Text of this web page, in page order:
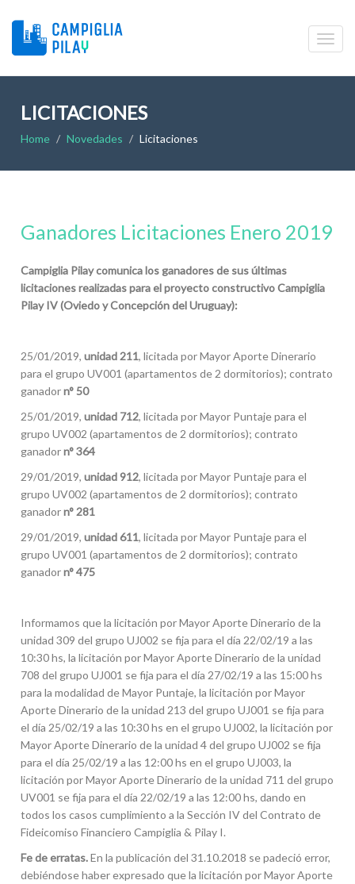
LICITACIONES
Home Novedades Licitaciones
Ganadores Licitaciones Enero 2019
Campiglia Pilay comunica los ganadores de sus últimas
licitaciones realizadas para el proyecto constructivoCampiglia
Pilay IV(Oviedo y Concepción del Uruguay):
25/01/2019,unidad 211, licitada por Mayor Aporte Dinerario
para el grupo UV001 (apartamentos de 2 dormitorios); contrato
ganadorn° 50
25/01/2019,unidad 712, licitada por Mayor Puntaje para el
grupo UV002 (apartamentos de 2 dormitorios); contrato
ganadorn° 364
29/01/2019,unidad 912, licitada por Mayor Puntaje para el
grupo UV002 (apartamentos de 2 dormitorios); contrato
ganadorn° 281
29/01/2019,unidad 611, licitada por Mayor Puntaje para el
grupo UV001 (apartamentos de 2 dormitorios); contrato
ganadorn° 475
Informamos que la licitación por Mayor Aporte Dinerario de la
unidad 309 del grupo UJ002 se fija para el día 22/02/19 a las
10:30 hs, la licitación por Mayor Aporte Dinerario de la unidad
708 del grupo UJ001 se fija para el día 27/02/19 a las 15:00 hs
para la modalidad de Mayor Puntaje, la licitación por Mayor
Aporte Dinerario de la unidad 213 del grupo UJ001 se fija para
el día 25/02/19 a las 10:30 hs en el grupo UJ002, la licitación por
Mayor Aporte Dinerario de la unidad 4 del grupo UJ002 se fija
para el día 25/02/19 a las 12:00 hs en el grupo UJ003, la
licitación por Mayor Aporte Dinerario de la unidad 711 del grupo
UV001 se fija para el día 22/02/19 a las 12:00 hs, dando en
todos los casos cumplimiento a la Sección IV del Contrato de
Fideicomiso Financiero Campiglia & Pilay I.
Fe de erratas.En la publicación del 31.10.2018 se padeció error,
debiéndose haber expresado que la licitación por Mayor Aporte